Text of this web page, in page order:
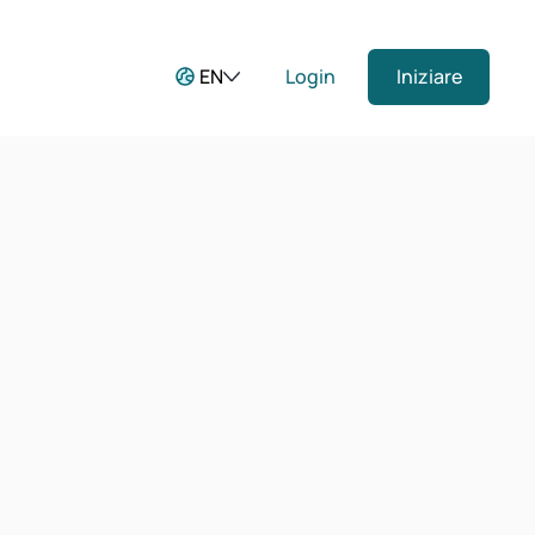
EN Login Iniziare